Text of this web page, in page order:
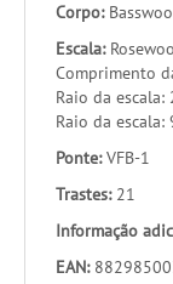
Corpo:
Escala:
Comprimento
Raio da escala:
Raio da escala:
Ponte:VFB-1
Trastes: 21
Informação
EAN: